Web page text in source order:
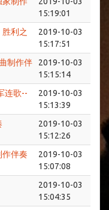
15:19:01
胜利之
2019-10-03
15:17:51
制作伴
2019-10-03
15:15:14
连歌--
2019-10-03
15:13:39
2019-10-03
15:12:26
作伴奏
2019-10-03
15:07:08
2019-10-03
15:04:35